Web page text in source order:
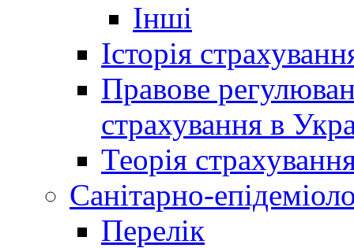
Інші
Історія
Правове
страхування в
Теорія
Санітарно-
Перелік